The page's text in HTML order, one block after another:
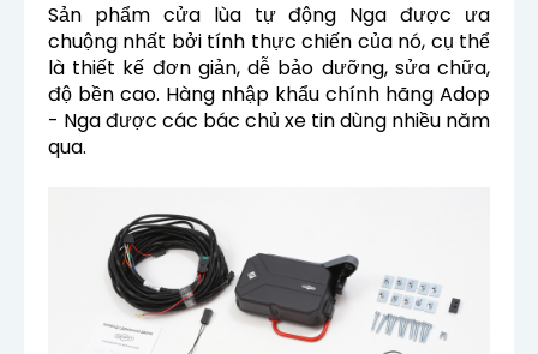
Sản phẩm cửa lùa tự động Nga được ưa
chuộng nhất bởi tính thực chiến của nó, cụ thể
là thiết kế đơn giản, dễ bảo dưỡng, sửa chữa,
độ bền cao. Hàng nhập khẩu chính hãng Adop
- Nga được các bác chủ xe tin dùng nhiều năm
qua.